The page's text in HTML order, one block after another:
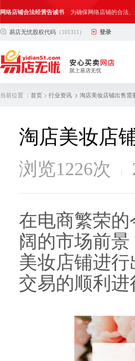
网络店铺合法经营告诫书 为确保网络店铺的合法
合法合规经营告客户书 部分客户在购买抖店网
网络店铺合法经营告诫书 为确保网络店铺的合法
易店无忧股权代码 （101311） 登录
当前位置 ： 首页 > 行业资讯 > 淘店美妆店铺出售需
淘店美妆店
浏览1226次
在电商繁荣
阔的市场前
美妆店铺进
交易的顺利进